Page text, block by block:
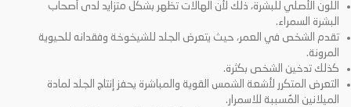
اللون الأصلي للبشرة، ذلك لأن الهالات تظهر بشكل متزايد لدى أصحاب
البشرة السمراء.
تقدم الشخص في العمر، حيث يتعرض الجلد للشيخوخة وفقدانه للحيوية
المرونة.
كذلك تدخين الشخص بكثرة.
التعرض المتكرر لأشعة الشمس القوية والمباشرة يحفز إنتاج الجلد لمادة
الميلانين المُسببة للاسمرار.